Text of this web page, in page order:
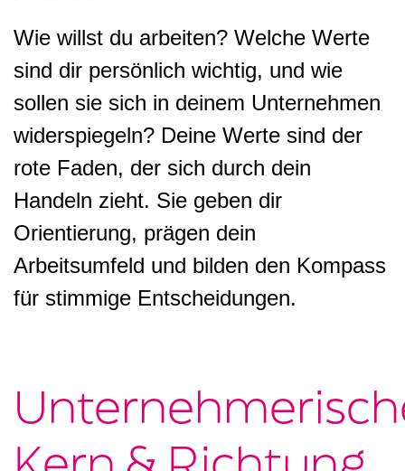
Wie willst du arbeiten? Welche Werte
sind dir persönlich wichtig, und wie
sollen sie sich in deinem Unternehmen
widerspiegeln? Deine Werte sind der
rote Faden, der sich durch dein
Handeln zieht. Sie geben dir
Orientierung, prägen dein
Arbeitsumfeld und bilden den Kompass
für stimmige Entscheidungen.